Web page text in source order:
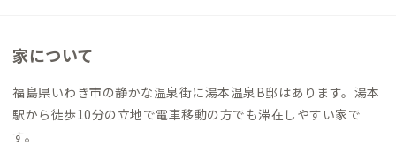
家について
福島県いわき市の静かな温泉街に湯本温泉B邸はあります。湯本
駅から徒歩10分の立地で電車移動の方でも滞在しやすい家で
す。